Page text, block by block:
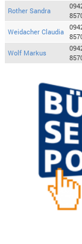
Rother Sandra
Weidacher Claudia
Wolf Markus